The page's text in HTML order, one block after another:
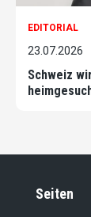
EDITORIAL
23.07.2026
Schweiz
Seiten